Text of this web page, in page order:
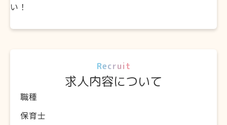
い！
Recruit
求人内容について
職種
保育士